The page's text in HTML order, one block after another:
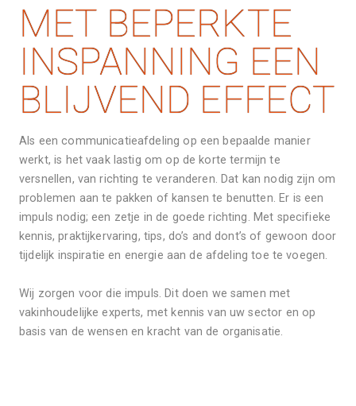
MET BEPERKTE
INSPANNING EEN
BLIJVEND EFFECT
Als een communicatieafdeling op een bepaalde manier
werkt, is het vaak lastig om op de korte termijn te
versnellen, van richting te veranderen. Dat kan nodig zijn om
problemen aan te pakken of kansen te benutten. Er is een
impuls nodig; een zetje in de goede richting. Met specifieke
kennis, praktijkervaring, tips, do’s and dont’s of gewoon door
tijdelijk inspiratie en energie aan de afdeling toe te voegen.
Wij zorgen voor die impuls. Dit doen we samen met
vakinhoudelijke experts, met kennis van uw sector en op
basis van de wensen en kracht van de organisatie.